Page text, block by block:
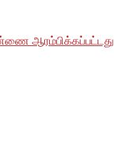
ஆரம்பிக்கப்பட்டது